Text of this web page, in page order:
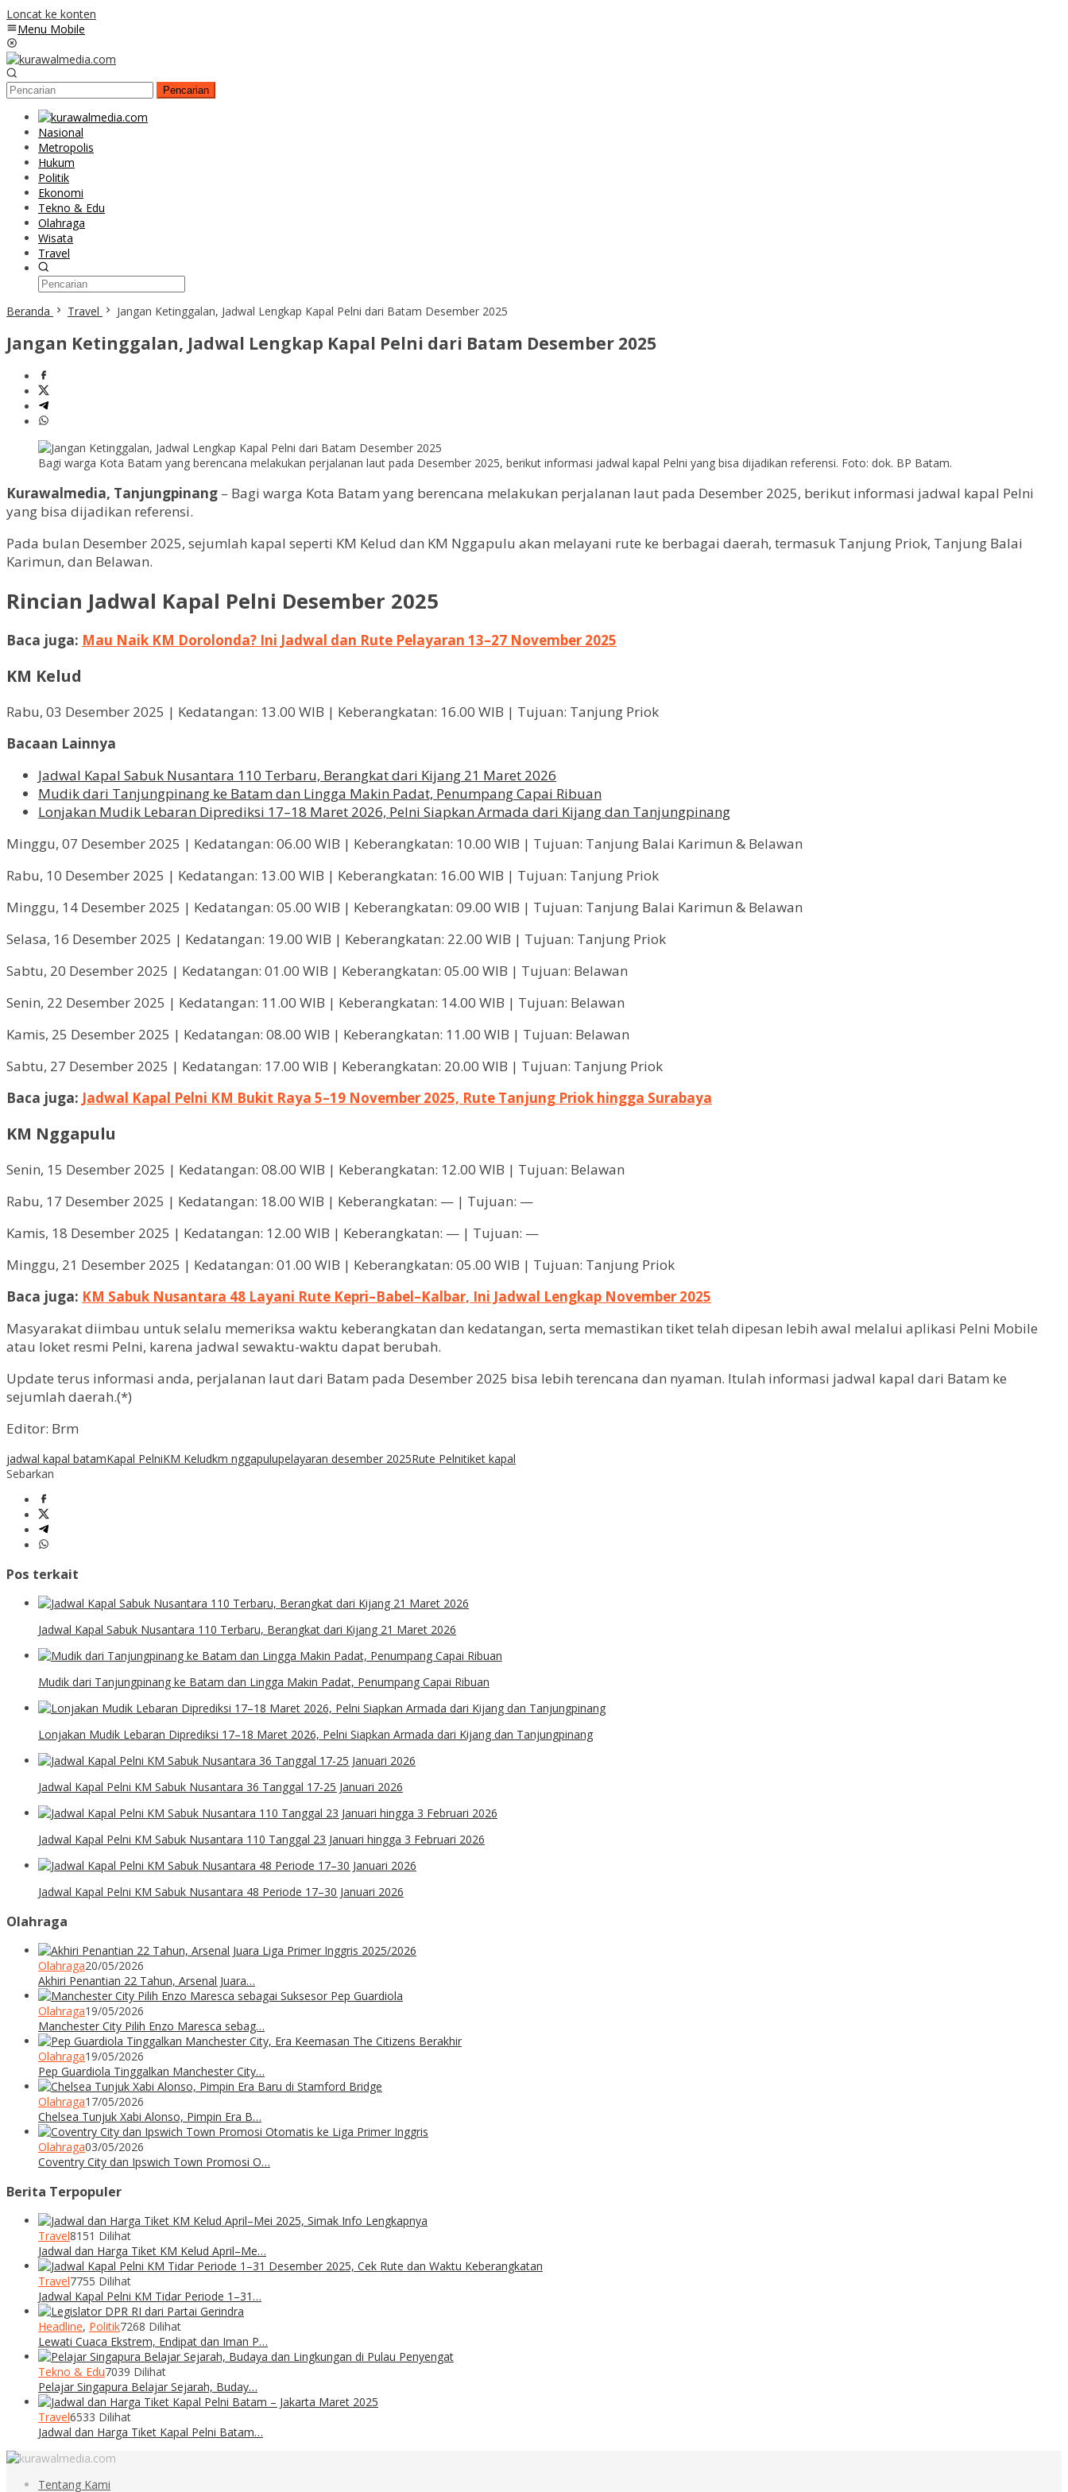
Loncat ke konten
Menu Mobile
Pencarian
Nasional
Metropolis
Hukum
Politik
Ekonomi
Tekno & Edu
Olahraga
Wisata
Travel
Beranda Travel Jangan Ketinggalan, Jadwal Lengkap Kapal Pelni dari Batam Desember 2025
Jangan Ketinggalan, Jadwal Lengkap Kapal Pelni dari Batam Desember 2025
Bagi warga Kota Batam yang berencana melakukan perjalanan laut pada Desember 2025, berikut informasi jadwal kapal Pelni yang bisa dijadikan referensi. Foto: dok. BP Batam.
Kurawalmedia, Tanjungpinang – Bagi warga Kota Batam yang berencana melakukan perjalanan laut pada Desember 2025, berikut informasi jadwal kapal Pelni
yang bisa dijadikan referensi.
Pada bulan Desember 2025, sejumlah kapal seperti KM Kelud dan KM Nggapulu akan melayani rute ke berbagai daerah, termasuk Tanjung Priok, Tanjung Balai
Karimun, dan Belawan.
Rincian Jadwal Kapal Pelni Desember 2025
Baca juga: Mau Naik KM Dorolonda? Ini Jadwal dan Rute Pelayaran 13–27 November 2025
KM Kelud
Rabu, 03 Desember 2025 | Kedatangan: 13.00 WIB | Keberangkatan: 16.00 WIB | Tujuan: Tanjung Priok
Bacaan Lainnya
Jadwal Kapal Sabuk Nusantara 110 Terbaru, Berangkat dari Kijang 21 Maret 2026
Mudik dari Tanjungpinang ke Batam dan Lingga Makin Padat, Penumpang Capai Ribuan
Lonjakan Mudik Lebaran Diprediksi 17–18 Maret 2026, Pelni Siapkan Armada dari Kijang dan Tanjungpinang
Minggu, 07 Desember 2025 | Kedatangan: 06.00 WIB | Keberangkatan: 10.00 WIB | Tujuan: Tanjung Balai Karimun & Belawan
Rabu, 10 Desember 2025 | Kedatangan: 13.00 WIB | Keberangkatan: 16.00 WIB | Tujuan: Tanjung Priok
Minggu, 14 Desember 2025 | Kedatangan: 05.00 WIB | Keberangkatan: 09.00 WIB | Tujuan: Tanjung Balai Karimun & Belawan
Selasa, 16 Desember 2025 | Kedatangan: 19.00 WIB | Keberangkatan: 22.00 WIB | Tujuan: Tanjung Priok
Sabtu, 20 Desember 2025 | Kedatangan: 01.00 WIB | Keberangkatan: 05.00 WIB | Tujuan: Belawan
Senin, 22 Desember 2025 | Kedatangan: 11.00 WIB | Keberangkatan: 14.00 WIB | Tujuan: Belawan
Kamis, 25 Desember 2025 | Kedatangan: 08.00 WIB | Keberangkatan: 11.00 WIB | Tujuan: Belawan
Sabtu, 27 Desember 2025 | Kedatangan: 17.00 WIB | Keberangkatan: 20.00 WIB | Tujuan: Tanjung Priok
Baca juga: Jadwal Kapal Pelni KM Bukit Raya 5–19 November 2025, Rute Tanjung Priok hingga Surabaya
KM Nggapulu
Senin, 15 Desember 2025 | Kedatangan: 08.00 WIB | Keberangkatan: 12.00 WIB | Tujuan: Belawan
Rabu, 17 Desember 2025 | Kedatangan: 18.00 WIB | Keberangkatan: — | Tujuan: —
Kamis, 18 Desember 2025 | Kedatangan: 12.00 WIB | Keberangkatan: — | Tujuan: —
Minggu, 21 Desember 2025 | Kedatangan: 01.00 WIB | Keberangkatan: 05.00 WIB | Tujuan: Tanjung Priok
Baca juga: KM Sabuk Nusantara 48 Layani Rute Kepri–Babel–Kalbar, Ini Jadwal Lengkap November 2025
Masyarakat diimbau untuk selalu memeriksa waktu keberangkatan dan kedatangan, serta memastikan tiket telah dipesan lebih awal melalui aplikasi Pelni Mobile
atau loket resmi Pelni, karena jadwal sewaktu-waktu dapat berubah.
Update terus informasi anda, perjalanan laut dari Batam pada Desember 2025 bisa lebih terencana dan nyaman. Itulah informasi jadwal kapal dari Batam ke
sejumlah daerah.(*)
Editor: Brm
jadwal kapal batamKapal PelniKM Keludkm nggapulupelayaran desember 2025Rute Pelnitiket kapal
Sebarkan
Pos terkait
Jadwal Kapal Sabuk Nusantara 110 Terbaru, Berangkat dari Kijang 21 Maret 2026
Mudik dari Tanjungpinang ke Batam dan Lingga Makin Padat, Penumpang Capai Ribuan
Lonjakan Mudik Lebaran Diprediksi 17–18 Maret 2026, Pelni Siapkan Armada dari Kijang dan Tanjungpinang
Jadwal Kapal Pelni KM Sabuk Nusantara 36 Tanggal 17-25 Januari 2026
Jadwal Kapal Pelni KM Sabuk Nusantara 110 Tanggal 23 Januari hingga 3 Februari 2026
Jadwal Kapal Pelni KM Sabuk Nusantara 48 Periode 17–30 Januari 2026
Olahraga
Olahraga20/05/2026
Akhiri Penantian 22 Tahun, Arsenal Juara…
Olahraga19/05/2026
Manchester City Pilih Enzo Maresca sebag…
Olahraga19/05/2026
Pep Guardiola Tinggalkan Manchester City…
Olahraga17/05/2026
Chelsea Tunjuk Xabi Alonso, Pimpin Era B…
Olahraga03/05/2026
Coventry City dan Ipswich Town Promosi O…
Berita Terpopuler
Travel8151 Dilihat
Jadwal dan Harga Tiket KM Kelud April–Me…
Travel7755 Dilihat
Jadwal Kapal Pelni KM Tidar Periode 1–31…
Headline, Politik7268 Dilihat
Lewati Cuaca Ekstrem, Endipat dan Iman P…
Tekno & Edu7039 Dilihat
Pelajar Singapura Belajar Sejarah, Buday…
Travel6533 Dilihat
Jadwal dan Harga Tiket Kapal Pelni Batam…
Tentang Kami